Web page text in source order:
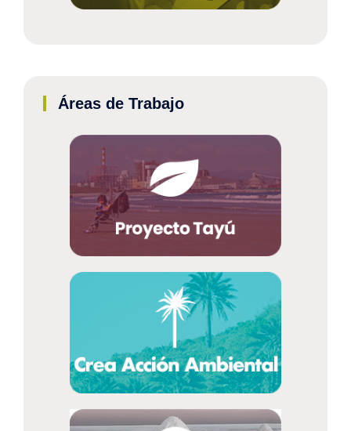
Áreas de Trabajo